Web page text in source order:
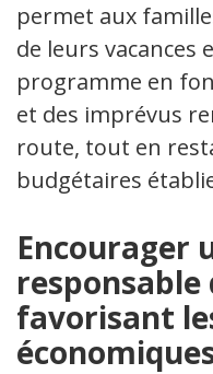
permet aux
de leurs vacances
programme en
et des imprévus
route, tout en
budgétaires
Encourager
favorisant